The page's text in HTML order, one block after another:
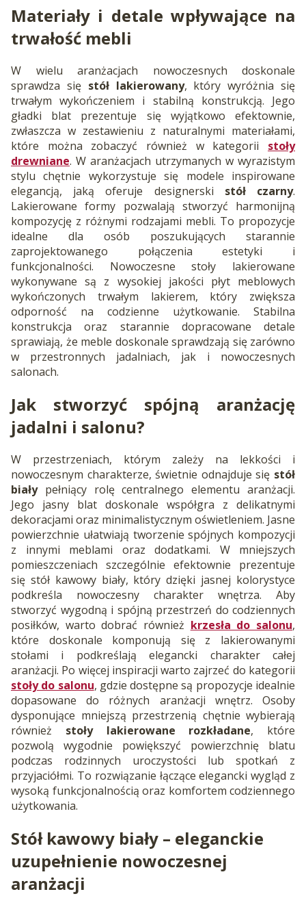
Materiały i detale wpływające na
trwałość mebli
W wielu aranżacjach nowoczesnych doskonale
sprawdza się stół lakierowany, który wyróżnia się
trwałym wykończeniem i stabilną konstrukcją. Jego
gładki blat prezentuje się wyjątkowo efektownie,
zwłaszcza w zestawieniu z naturalnymi materiałami,
które można zobaczyć również w kategorii stoły
drewniane. W aranżacjach utrzymanych w wyrazistym
stylu chętnie wykorzystuje się modele inspirowane
elegancją, jaką oferuje designerski stół czarny.
Lakierowane formy pozwalają stworzyć harmonijną
kompozycję z różnymi rodzajami mebli. To propozycje
idealne dla osób poszukujących starannie
zaprojektowanego połączenia estetyki i
funkcjonalności. Nowoczesne stoły lakierowane
wykonywane są z wysokiej jakości płyt meblowych
wykończonych trwałym lakierem, który zwiększa
odporność na codzienne użytkowanie. Stabilna
konstrukcja oraz starannie dopracowane detale
sprawiają, że meble doskonale sprawdzają się zarówno
w przestronnych jadalniach, jak i nowoczesnych
salonach.
Jak stworzyć spójną aranżację
jadalni i salonu?
W przestrzeniach, którym zależy na lekkości i
nowoczesnym charakterze, świetnie odnajduje się stół
białypełniący rolę centralnego elementu aranżacji.
Jego jasny blat doskonale współgra z delikatnymi
dekoracjami oraz minimalistycznym oświetleniem. Jasne
powierzchnie ułatwiają tworzenie spójnych kompozycji
z innymi meblami oraz dodatkami. W mniejszych
pomieszczeniach szczególnie efektownie prezentuje
się stół kawowy biały, który dzięki jasnej kolorystyce
podkreśla nowoczesny charakter wnętrza. Aby
stworzyć wygodną i spójną przestrzeń do codziennych
posiłków, warto dobrać również krzesła do salonu,
które doskonale komponują się z lakierowanymi
stołami i podkreślają elegancki charakter całej
aranżacji. Po więcej inspiracji warto zajrzeć do kategorii
stoły do salonu, gdzie dostępne są propozycje idealnie
dopasowane do różnych aranżacji wnętrz. Osoby
dysponujące mniejszą przestrzenią chętnie wybierają
również stoły lakierowane rozkładane, które
pozwolą wygodnie powiększyć powierzchnię blatu
podczas rodzinnych uroczystości lub spotkań z
przyjaciółmi. To rozwiązanie łączące elegancki wygląd z
wysoką funkcjonalnością oraz komfortem codziennego
użytkowania.
Stół kawowy biały – eleganckie
uzupełnienie nowoczesnej
aranżacji